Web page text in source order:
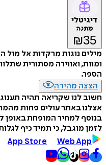
דיגיטלי
מתנה
₪35
מילים נוגות מרקדות אל מול
ומוות, ואווירה מסתורית
הספר.
הצצה מהירה
חשוב לנו שקריאה תהיה
אצלנו באתר עולים פחות
בנוסף למחיר המופחת באופן
לזמן מוגבל, כי תמיד כיף
App Store Web App